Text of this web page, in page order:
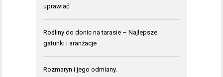
uprawiać
Rośliny do donic na tarasie – Najlepsze
gatunki i aranżacje
Rozmaryn i jego odmiany.